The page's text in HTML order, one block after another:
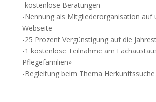
-kostenlose Beratungen
-Nennung als Mitgliederorganisation auf
Webseite
-25 Prozent Vergünstigung auf die
-1 kostenlose Teilnahme am
Pflegefamilien»
-Begleitung beim Thema Herkunftssuche